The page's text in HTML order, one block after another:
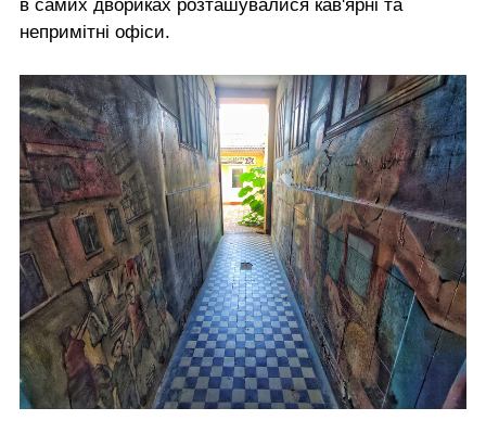
в самих двориках розташувалися кав'ярні та
непримітні офіси.